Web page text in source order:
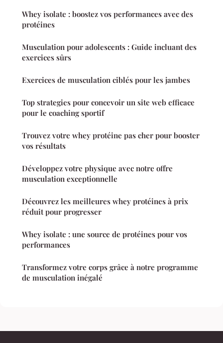
Whey isolate : boostez vos performances avec des
protéines
Musculation pour adolescents : Guide incluant des
exercices sûrs
Exercices de musculation ciblés pour les jambes
Top strategies pour concevoir un site web efficace
pour le coaching sportif
Trouvez votre whey protéine pas cher pour booster
vos résultats
Développez votre physique avec notre offre
musculation exceptionnelle
Découvrez les meilleures whey protéines à prix
réduit pour progresser
Whey isolate : une source de protéines pour vos
performances
Transformez votre corps grâce à notre programme
de musculation inégalé